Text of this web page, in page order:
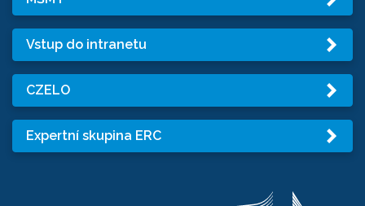
Vstup do intranetu
CZELO
Expertní skupina ERC